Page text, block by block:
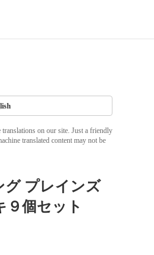
on our site. Just a friendly
translated content may not be
グ プレインズ
９個セット